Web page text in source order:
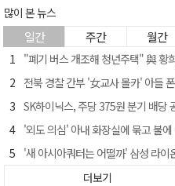
많이 본 뉴스
일간 주간 월간
"폐기 버스 개조해 청년주택" 與 황희…'딸 학비는 年 4200만
전북 경찰 간부 '女교사 몰카' 아들 폰 부수고…"처벌 못하는 사안" 내부망에 글
SK하이닉스, 주당 375원 분기 배당 공시…"3분기 중 주주환원 방안 확
'외도 의심' 아내 화장실에 묶고 불에 달군 공구로 고문…남편 검거
'새 아시아쿼터는 어떨까' 삼성 라이온즈, 새 얼굴 투수 미야모리
박권현 청도군수, '햇빛 연금 사업' 공약 시동걸어
더보기